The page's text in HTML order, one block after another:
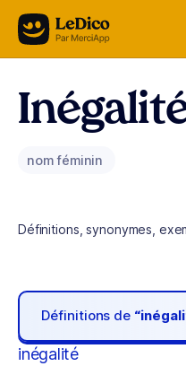
Aller au contenu
nom féminin
Définitions, synonymes,
Définitions de
inégalité